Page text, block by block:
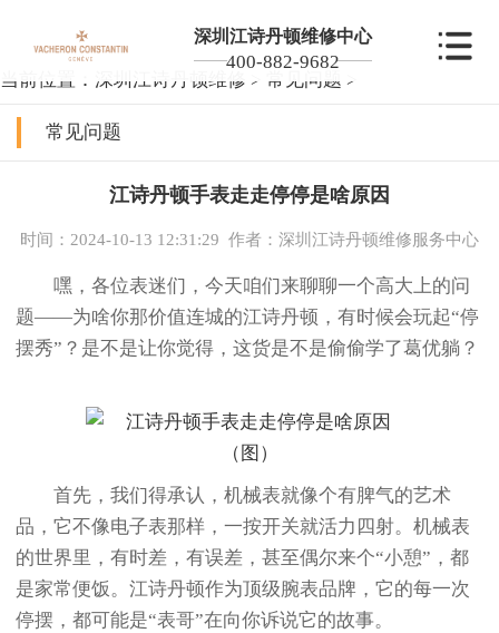
深圳江诗丹顿维修中心
400-882-9682
当前位置： 深圳江诗丹顿维修 > 常见问题 >
常见问题
江诗丹顿手表走走停停是啥原因
时间：2024-10-13 12:31:29 作者：深圳江诗丹顿维修服务中心
嘿，各位表迷们，今天咱们来聊聊一个高大上的问
题——为啥你那价值连城的江诗丹顿，有时候会玩起“停
摆秀”？是不是让你觉得，这货是不是偷偷学了葛优躺？
首先，我们得承认，机械表就像个有脾气的艺术
品，它不像电子表那样，一按开关就活力四射。机械表
的世界里，有时差，有误差，甚至偶尔来个“小憩”，都
是家常便饭。江诗丹顿作为顶级腕表品牌，它的每一次
停摆，都可能是“表哥”在向你诉说它的故事。